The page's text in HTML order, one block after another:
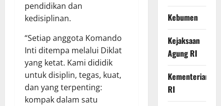
pendidikan dan
kedisiplinan.
“Setiap anggota Komando
Inti ditempa melalui Diklat
yang ketat. Kami dididik
untuk disiplin, tegas, kuat,
dan yang terpenting:
kompak dalam satu
Kebumen
Kejaksaan
Agung RI
Kementerian
RI